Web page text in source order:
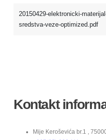
20150429-elektronicki-
sredstva-veze-optimized.pdf
Kontakt
Mije Keroševića br.1 ,